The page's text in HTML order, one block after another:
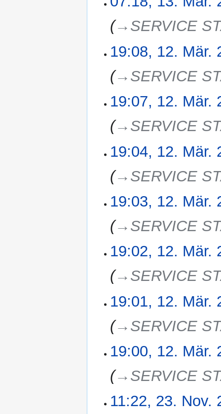
n
g
s
a
m
m
n
a
s
u
g
e
n
B
e
a
r
t
u
n
g
z
s
m
m
n
a
s
s
u
g
März
2025→‎SERVICE
März19:08, 12. Mär.
→‎SERVICE
19:07, 12. Mär.
→‎SERVICE
19:04, 12. Mär.
→‎SERVICE
19:03, 12. Mär.
→‎SERVICE
19:02, 12. Mär.
→‎SERVICE
19:01, 12. Mär.
→‎SERVICE
19:00, 12. Mär.
→‎SERVICE
November
11:22, 23. Nov.